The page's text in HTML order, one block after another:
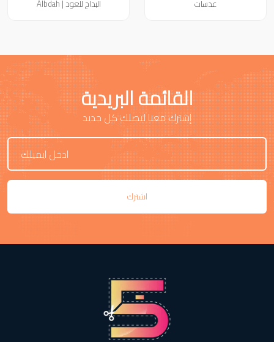
عدسات البداح للعود | Albdah
القائمة البريدية
إشترك معنا ليصلك كل جديد
اشترك